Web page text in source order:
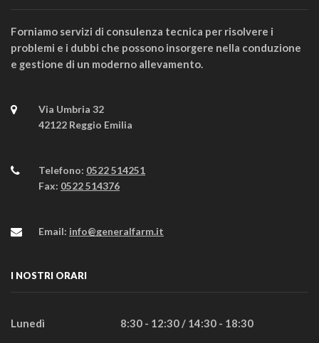
Forniamo servizi di consulenza tecnica per risolvere i
problemi e i dubbi che possono insorgere nella conduzione
e gestione di un moderno allevamento.
Via Umbria 32
42122 Reggio Emilia
Telefono: 0522 514251
Fax: 0522 514376
Email: info@generalfarm.it
I NOSTRI ORARI
Lunedì 8:30 - 12:30 / 14:30 - 18:30